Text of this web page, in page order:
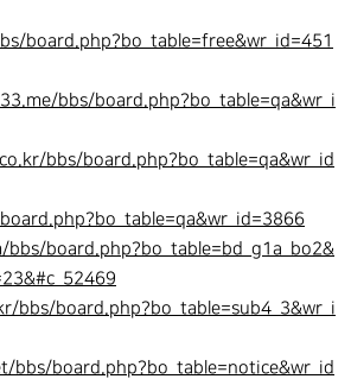
board.php?bo_table=free&wr_id=451
bbs/board.php?bo_table=qa&wr_i
bbs/board.php?bo_table=qa&wr_id
board.php?bo_table=bd_g1a_bo2&
bbs/board.php?bo_table=sub4_3&wr_i
board.php?bo_table=notice&wr_id